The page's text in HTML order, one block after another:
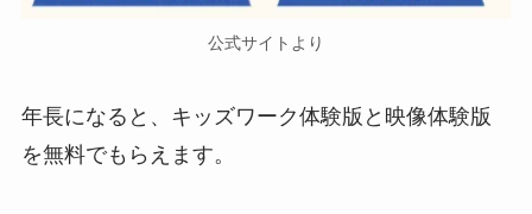
公式サイトより
年長になると、キッズワーク体験版と映像体験版
を無料でもらえます。